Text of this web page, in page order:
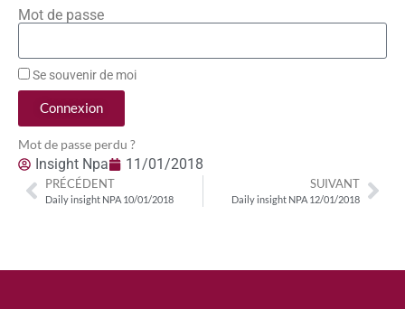
Mot de passe
Se souvenir de moi
Connexion
Mot de passe perdu ?
Insight Npa 11/01/2018
PRÉCÉDENT
Daily insight NPA 10/01/2018
SUIVANT
Daily insight NPA 12/01/2018